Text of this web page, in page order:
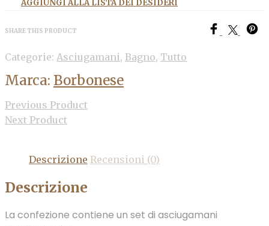
AGGIUNGI ALLA LISTA DEI DESIDERI
SHARE THIS PRODUCT
Categorie: Asciugamani, Bagno, Tutto
Marca: Borbonese
Previous Product
Next Product
Descrizione Recensioni (0)
Descrizione
La confezione contiene un set di asciugamani